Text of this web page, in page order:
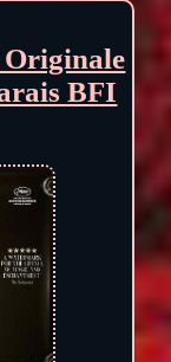
Originale
BFI